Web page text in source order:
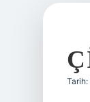
Tarih: